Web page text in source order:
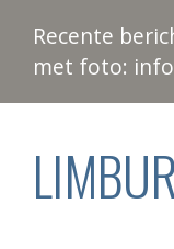
Recente
met foto: